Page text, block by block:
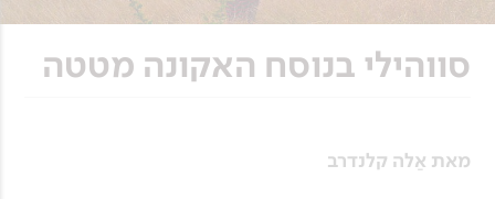
סווהילי בנוסח האקונה מטטה
מאת אַלה קלנדרב